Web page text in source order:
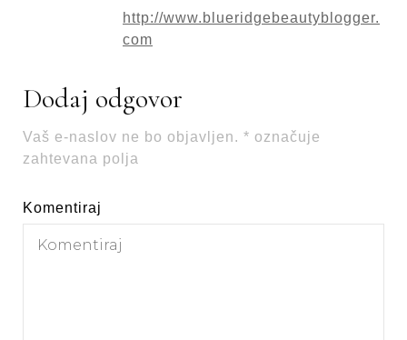
http://www.blueridgebeautyblogger.
com
Dodaj odgovor
Vaš e-naslov ne bo objavljen. * označuje
zahtevana polja
Komentiraj